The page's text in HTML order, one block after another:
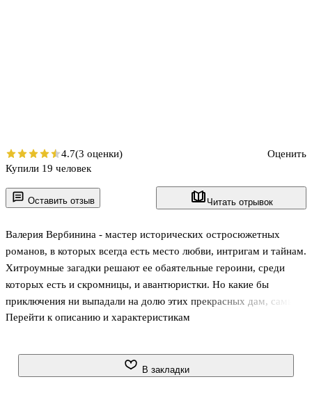
Оставить отзыв Читать отрывок
Валерия Вербинина - мастер исторических остросюжетных
романов, в которых всегда есть место любви, интригам и тайнам.
Хитроумные загадки решают ее обаятельные героини, среди
которых есть и скромницы, и авантюристки. Но какие бы
приключения ни выпадали на долю этих прекрасных дам, самым
захватывающим из них всегда остается любовь.
Перейти к описанию и характеристикам
4.7(3 оценки)
Оценить
Купили 19 человек
В закладки